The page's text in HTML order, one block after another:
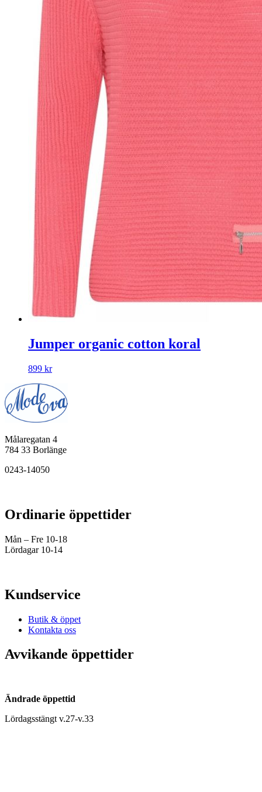
Jumper organic cotton koral
899 kr
Målaregatan 4
784 33 Borlänge
0243-14050
Ordinarie öppettider
Mån – Fre 10-18
Lördagar 10-14
Kundservice
Butik & öppet
Kontakta oss
Avvikande öppettider
Ändrade öppettid
Lördagsstängt v.27-v.33